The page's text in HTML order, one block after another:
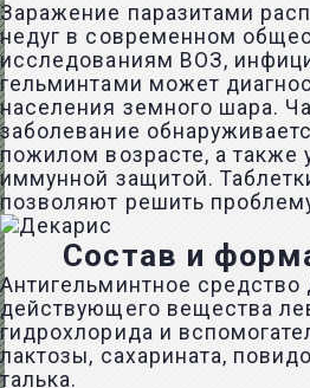
Заражение паразитами
недуг в современном
исследованиям ВОЗ,
гельминтами может
населения земного шара.
заболевание
пожилом возрасте, а также
иммунной защитой.
позволяют решить
Состав и
Антигельминтное средство
действующего вещества
гидрохлорида и
лактозы, сахарината,
талька.